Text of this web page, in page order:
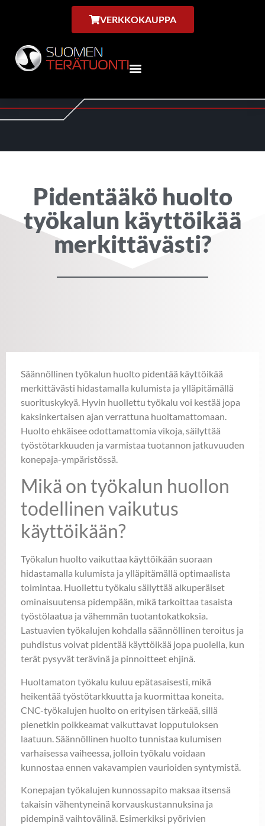
VERKKOKAUPPA
Pidentääkö huolto
työkalun käyttöikää
merkittävästi?
Säännöllinen työkalun huolto pidentää käyttöikää
merkittävästi hidastamalla kulumista ja ylläpitämällä
suorituskykyä. Hyvin huollettu työkalu voi kestää jopa
kaksinkertaisen ajan verrattuna huoltamattomaan.
Huolto ehkäisee odottamattomia vikoja, säilyttää
työstötarkkuuden ja varmistaa tuotannon jatkuvuuden
konepaja-ympäristössä.
Mikä on työkalun huollon
todellinen vaikutus
käyttöikään?
Työkalun huolto vaikuttaa käyttöikään suoraan
hidastamalla kulumista ja ylläpitämällä optimaalista
toimintaa. Huollettu työkalu säilyttää alkuperäiset
ominaisuutensa pidempään, mikä tarkoittaa tasaista
työstölaatua ja vähemmän tuotantokatkoksia.
Lastuavien työkalujen kohdalla säännöllinen teroitus ja
puhdistus voivat pidentää käyttöikää jopa puolella, kun
terät pysyvät terävinä ja pinnoitteet ehjinä.
Huoltamaton työkalu kuluu epätasaisesti, mikä
heikentää työstötarkkuutta ja kuormittaa koneita.
CNC-työkalujen huolto on erityisen tärkeää, sillä
pienetkin poikkeamat vaikuttavat lopputuloksen
laatuun. Säännöllinen huolto tunnistaa kulumisen
varhaisessa vaiheessa, jolloin työkalu voidaan
kunnostaa ennen vakavampien vaurioiden syntymistä.
Konepajan työkalujen kunnossapito maksaa itsensä
takaisin vähentyneinä korvauskustannuksina ja
pidempinä vaihtovälinä. Esimerkiksi pyörivien